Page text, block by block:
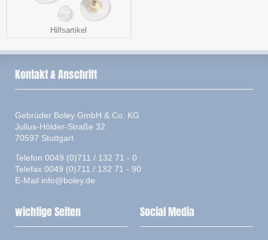
Hilfsartikel
Kontakt & Anschrift
Gebrüder Boley GmbH & Co. KG
Julius-Hölder-Straße 32
70597 Stuttgart
Telefon 0049 (0)711 / 132 71 - 0
Telefax 0049 (0)711 / 132 71 - 90
E-Mail info@boley.de
wichtige Seiten Social Media